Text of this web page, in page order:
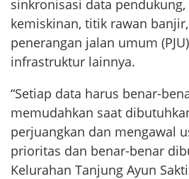
sinkronisasi data
kemiskinan, titik rawan
penerangan jalan umum
infrastruktur lainnya.
“Setiap data harus benar-
memudahkan saat
perjuangkan dan mengawal
prioritas dan benar-benar
Kelurahan Tanjung Ayun